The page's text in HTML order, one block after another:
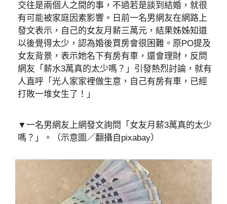
交往是兩個人之間的事，不過若是談到結婚，就很
有可能被家庭因素影響。日前一名男網友在網路上
發文表示，自己的女友月薪三萬元，結果姊姊知道
以後覺得太少，認為婚後買房會很困難。原PO提及
女友背景，表示她名下有房有車，還會理財，反問
網友「薪水3萬真的太少嗎？」引發熱烈討論，就有
人直呼「光人家家裡做生意，自己有房有車，已經
打敗一堆女生了！」
▼一名男網友上網發文詢問「女友月薪3萬真的太少
嗎？」。（示意圖／翻攝自pixabay）